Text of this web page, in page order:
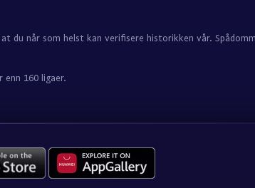
du når som helst kan verifisere historikken vår.
enn 160 ligaer.